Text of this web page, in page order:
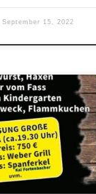
September 15, 2022
dass wir am
auf dem Dorfplatz
Speisen und
auch Alexander